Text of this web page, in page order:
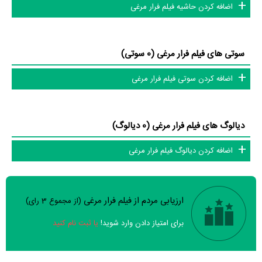
اضافه کردن حاشیه فیلم فرار مرغی
سوتی های فیلم فرار مرغی (0 سوتی)
اضافه کردن سوتی فیلم فرار مرغی
دیالوگ های فیلم فرار مرغی (0 دیالوگ)
اضافه کردن دیالوگ فیلم فرار مرغی
سوالات نظرسنجی ( 8 سوال)ارزیابی مردم از فیلم فرار مرغی (از مجموع 3 رای)
برای امتیاز دادن وارد شوید! یا ثبت نام کنید